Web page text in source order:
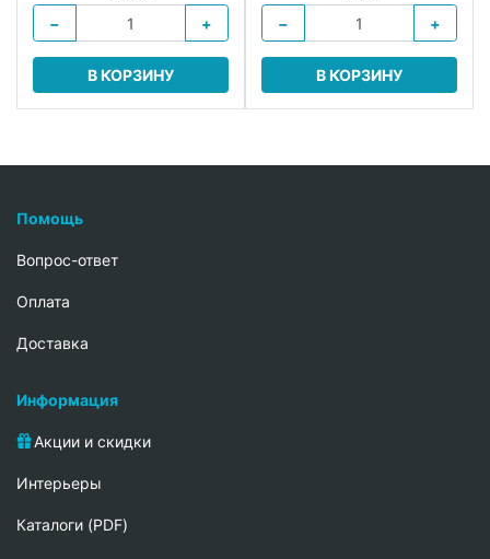
−
+
В КОРЗИНУ
−
+
В КОРЗИНУ
Помощь
Вопрос-ответ
Oплата
Доставка
Информация
Акции и скидки
Интерьеры
Каталоги (PDF)